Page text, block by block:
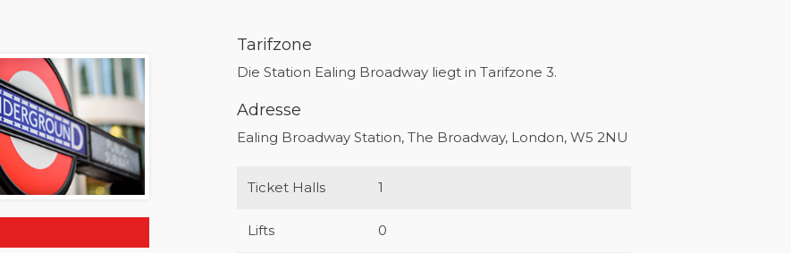
Tarifzone
Die Station Ealing Broadway liegt in Tarifzone 3.
Adresse
Ealing Broadway Station, The Broadway, London, W5 2NU
Ticket Halls 1
Lifts 0